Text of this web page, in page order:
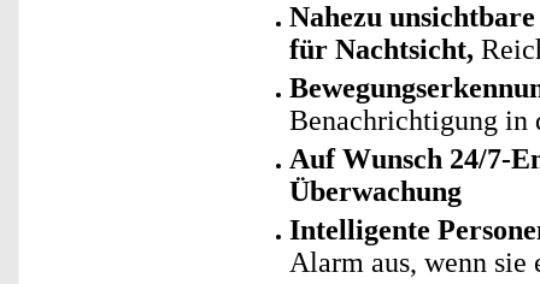
Nahezu
für Nachtsicht,
Benachrichtigung in
Auf Wunsch 24/7-
Überwachung
Intelligente
Alarm aus, wenn sie